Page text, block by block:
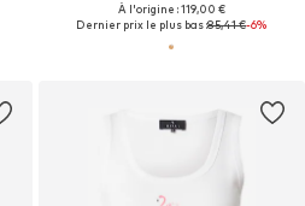
À l'origine : 119,00 €
Dernier prix le plus bas :85,41 €-6%